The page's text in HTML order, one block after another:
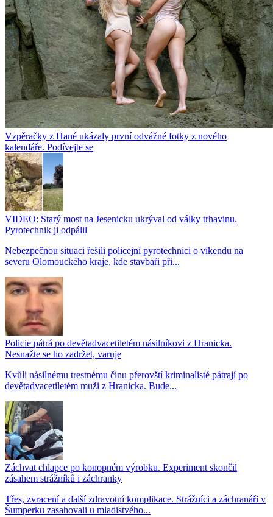
Vzpěračky z Hané ukázaly první odvážné fotky z nového
kalendáře. Podívejte se
VIDEO: Starý most na Jesenicku ukrýval od války trhavinu.
Pyrotechnik ji odpálil
Nebezpečnou situaci řešili policejní pyrotechnici o víkendu na
severu Olomouckého kraje, kde stavbaři při...
Policie pátrá po devětadvacetiletém násilníkovi z Hranicka.
Nesnažte se ho zadržet, varuje
Kvůli násilnému trestnému činu přerovští kriminalisté pátrají po
devětadvacetiletém muži z Hranicka. Bude...
Záchvat chlapce po konopném výrobku. Experiment skončil
zásahem strážníků i záchranky
Třes, zvracení a další zdravotní komplikace. Strážníci a záchranáři v
Šumperku zasahovali u mladistvého...